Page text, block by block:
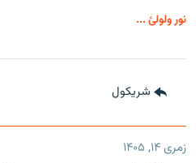
نور ولولئ ...
شريکول
زمری ۱۴, ۱۴۰۵